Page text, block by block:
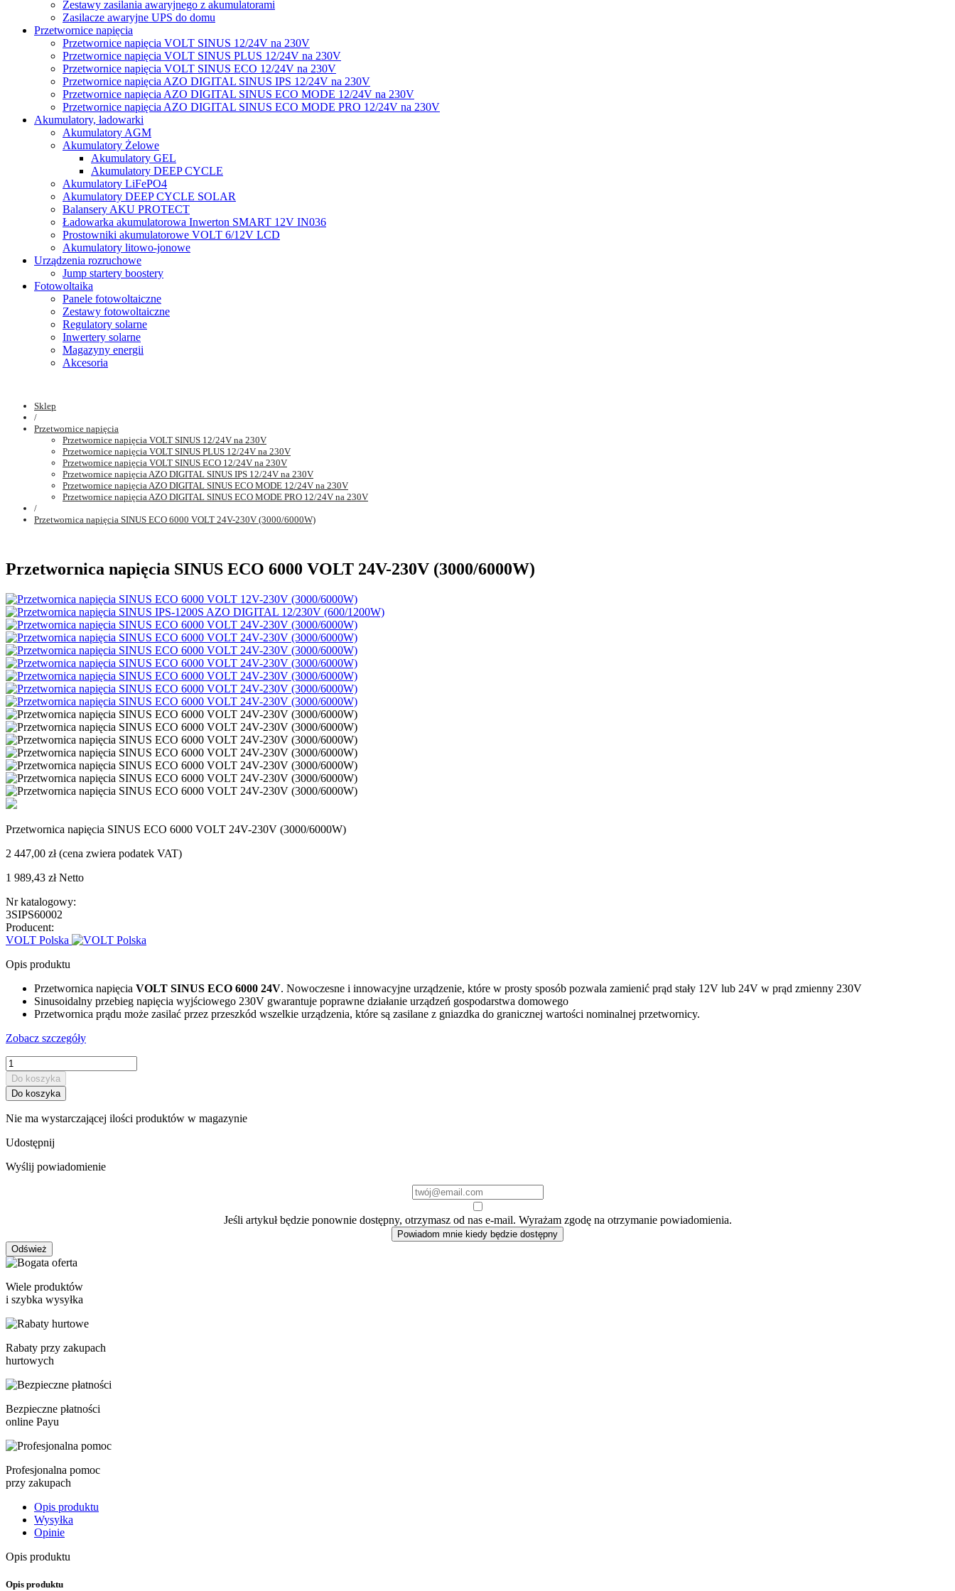
Zestawy zasilania awaryjnego z akumulatorami
Zasilacze awaryjne UPS do domu
Przetwornice napięcia
Przetwornice napięcia VOLT SINUS 12/24V na 230V
Przetwornice napięcia VOLT SINUS PLUS 12/24V na 230V
Przetwornice napięcia VOLT SINUS ECO 12/24V na 230V
Przetwornice napięcia AZO DIGITAL SINUS IPS 12/24V na 230V
Przetwornice napięcia AZO DIGITAL SINUS ECO MODE 12/24V na 230V
Przetwornice napięcia AZO DIGITAL SINUS ECO MODE PRO 12/24V na 230V
Akumulatory, ładowarki
Akumulatory AGM
Akumulatory Żelowe
Akumulatory GEL
Akumulatory DEEP CYCLE
Akumulatory LiFePO4
Akumulatory DEEP CYCLE SOLAR
Balansery AKU PROTECT
Ładowarka akumulatorowa Inwerton SMART 12V IN036
Prostowniki akumulatorowe VOLT 6/12V LCD
Akumulatory litowo-jonowe
Urządzenia rozruchowe
Jump startery boostery
Fotowoltaika
Panele fotowoltaiczne
Zestawy fotowoltaiczne
Regulatory solarne
Inwertery solarne
Magazyny energii
Akcesoria
Sklep
/
Przetwornice napięcia
Przetwornice napięcia VOLT SINUS 12/24V na 230V
Przetwornice napięcia VOLT SINUS PLUS 12/24V na 230V
Przetwornice napięcia VOLT SINUS ECO 12/24V na 230V
Przetwornice napięcia AZO DIGITAL SINUS IPS 12/24V na 230V
Przetwornice napięcia AZO DIGITAL SINUS ECO MODE 12/24V na 230V
Przetwornice napięcia AZO DIGITAL SINUS ECO MODE PRO 12/24V na 230V
/
Przetwornica napięcia SINUS ECO 6000 VOLT 24V-230V (3000/6000W)
Przetwornica napięcia SINUS ECO 6000 VOLT 24V-230V (3000/6000W)
Przetwornica napięcia SINUS ECO 6000 VOLT 24V-230V (3000/6000W)
2 447,00 zł(cena zwiera podatek VAT)
1 989,43 złNetto
Nr katalogowy:
3SIPS60002
Producent:
VOLT Polska
Opis produktu
Przetwornica napięcia VOLT SINUS ECO 6000 24V. Nowoczesne i innowacyjne urządzenie, które w prosty sposób pozwala zamienić prąd stały 12V lub 24V w prąd zmienny 230V
Sinusoidalny przebieg napięcia wyjściowego 230V gwarantuje poprawne działanie urządzeń gospodarstwa domowego
Przetwornica prądu może zasilać przez przeszkód wszelkie urządzenia, które są zasilane z gniazdka do granicznej wartości nominalnej przetwornicy.
Zobacz szczegóły
Do koszyka
Do koszyka
Nie ma wystarczającej ilości produktów w magazynie
Udostępnij
Wyślij powiadomienie
Jeśli artykuł będzie ponownie dostępny, otrzymasz od nas e-mail. Wyrażam zgodę na otrzymanie powiadomienia.
Powiadom mnie kiedy będzie dostępny
Wiele produktów
i szybka wysyłka
Rabaty przy zakupach
hurtowych
Bezpieczne płatności
online Payu
Profesjonalna pomoc
przy zakupach
Opis produktu
Wysyłka
Opinie
Opis produktu
Opis produktu